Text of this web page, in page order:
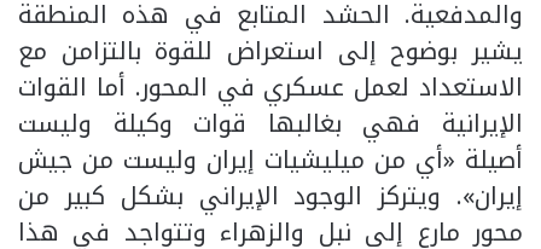
والمدفعية. الحشد المتابع في هذه المنطقة
يشير بوضوح إلى استعراض للقوة بالتزامن مع
الاستعداد لعمل عسكري في المحور. أما القوات
الإيرانية فهي بغالبها قوات وكيلة وليست
أصيلة «أي من ميليشيات إيران وليست من جيش
إيران». ويتركز الوجود الإيراني بشكل كبير من
محور مارع إلى نبل والزهراء وتتواجد في هذا